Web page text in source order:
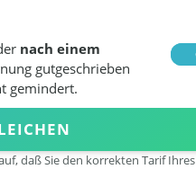
nach einem
gutgeschrieben
gemindert.
daß Sie den korrekten Tarif Ihres